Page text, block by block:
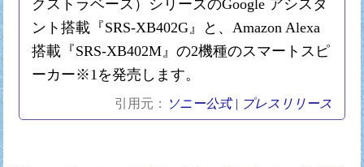
クストラベース）シリーズのGoogle アシスタ
ント搭載『SRS-XB402G』と、Amazon Alexa
搭載『SRS-XB402M』の2機種のスマートスピ
ーカー※1を発売します。
引用元： ソニー公式 | プレスリリース